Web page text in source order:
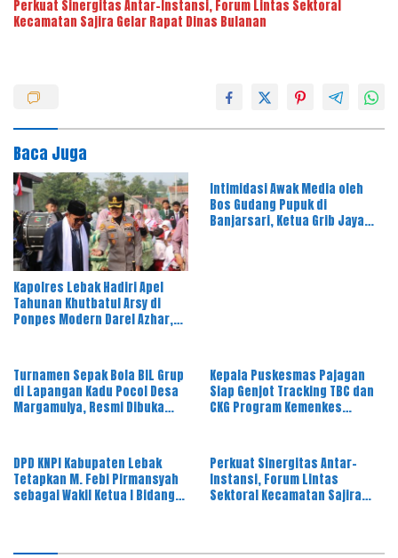
Perkuat Sinergitas Antar-Instansi, Forum Lintas Sektoral
Kecamatan Sajira Gelar Rapat Dinas Bulanan
Baca Juga
Kapolres Lebak Hadiri Apel
Tahunan Khutbatul Arsy di
Ponpes Modern Darel Azhar,
Intimidasi Awak Media oleh
Bos Gudang Pupuk di
Banjarsari, Ketua Grib Jaya
Turnamen Sepak Bola BIL Grup
di Lapangan Kadu Pocol Desa
Margamulya, Resmi Dibuka
Kepala Puskesmas Pajagan
Siap Genjot Tracking TBC dan
CKG Program Kemenkes
DPD KNPI Kabupaten Lebak
Tetapkan M. Febi Pirmansyah
sebagai Wakil Ketua I Bidang
Perkuat Sinergitas Antar-
Instansi, Forum Lintas
Sektoral Kecamatan Sajira